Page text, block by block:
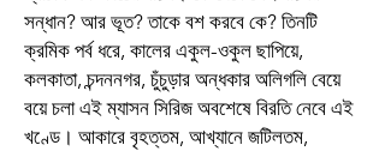
সন্ধান? আর ভূত? তাকে বশ করবে কে? তিনটি
ক্রমিক পর্ব ধরে, কালের একুল-ওকুল ছাপিয়ে,
কলকাতা, চন্দননগর, চুঁচুড়ার অন্ধকার অলিগলি বেয়ে
বয়ে চলা এই ম্যাসন সিরিজ অবশেষে বিরতি নেবে এই
খণ্ডে। আকারে বৃহত্তম, আখ্যানে জটিলতম,